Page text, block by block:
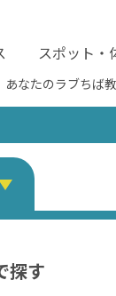
スポット・
あなたのラブちば
探す